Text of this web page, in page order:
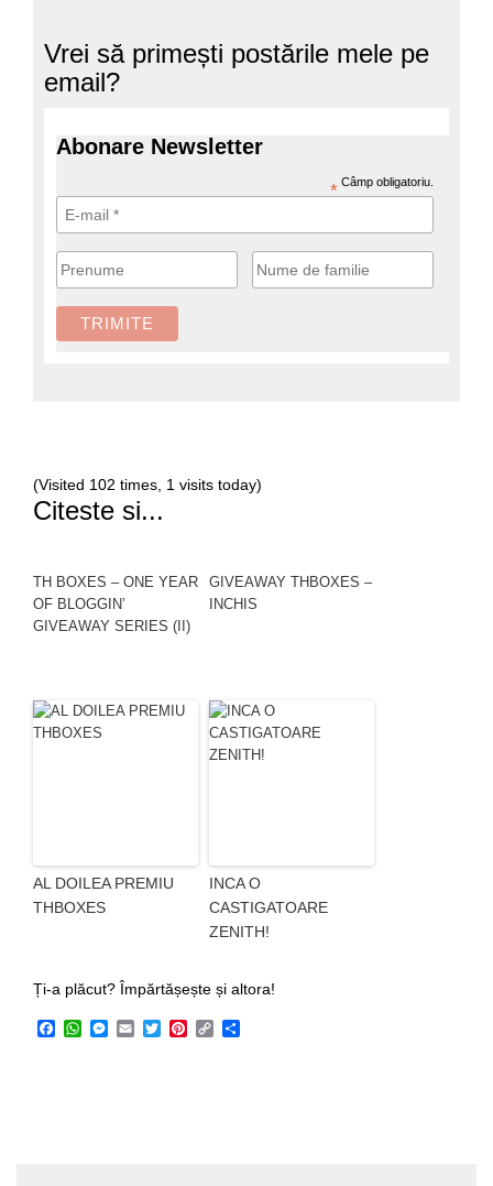
Vrei să primești postările mele pe
email?
Abonare Newsletter
* Câmp obligatoriu.
(Visited 102 times, 1 visits today)
Citeste si...
TH BOXES – ONE YEAR
OF BLOGGIN’
GIVEAWAY SERIES (II)
GIVEAWAY THBOXES –
INCHIS
AL DOILEA PREMIU
THBOXES
INCA O
CASTIGATOARE
ZENITH!
Ți-a plăcut? Împărtășește și altora!
Facebook
WhatsApp
Messenger
EmailTwitterPinterest
Copy